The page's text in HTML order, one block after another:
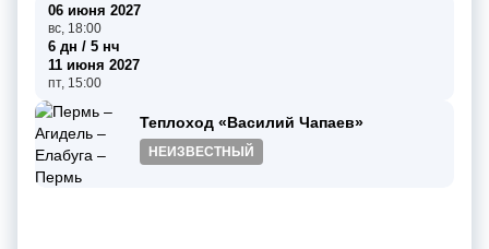
06 июня 2027
вс, 18:00
6 дн / 5 нч
11 июня 2027
пт, 15:00
Теплоход «Василий Чапаев»
НЕИЗВЕСТНЫЙ